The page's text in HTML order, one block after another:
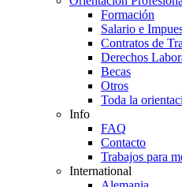
Formación
Salario e
Contratos de
Derechos
Becas
Otros
Toda la
Info
FAQ
Contacto
Trabajos para
International